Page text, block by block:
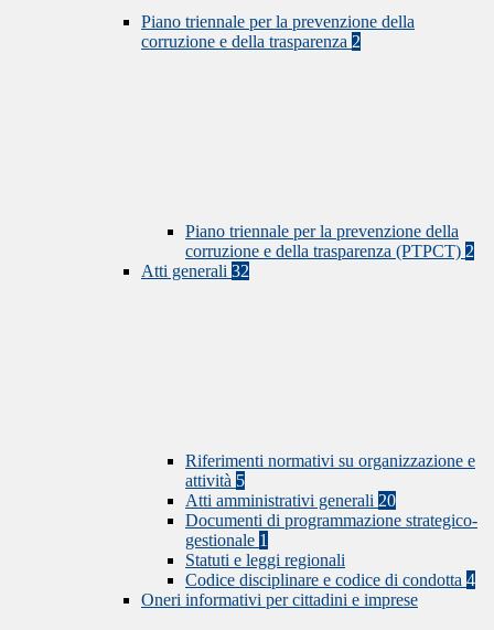
Piano triennale per la prevenzione della
corruzione e della trasparenza 2
Piano triennale per la prevenzione della
corruzione e della trasparenza (PTPCT) 2
Atti generali 32
Riferimenti normativi su organizzazione e
attività 5
Atti amministrativi generali 20
Documenti di programmazione strategico-
gestionale 1
Statuti e leggi regionali
Codice disciplinare e codice di condotta 4
Oneri informativi per cittadini e imprese